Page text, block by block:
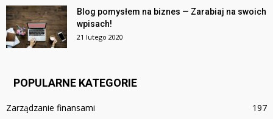
Blog pomysłem na biznes — Zarabiaj na swoich
wpisach!
21 lutego 2020
POPULARNE KATEGORIE
Zarządzanie finansami
197